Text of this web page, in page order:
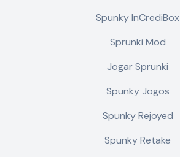
Spunky InCrediBox
Sprunki Mod
Jogar Sprunki
Spunky Jogos
Spunky Rejoyed
Spunky Retake